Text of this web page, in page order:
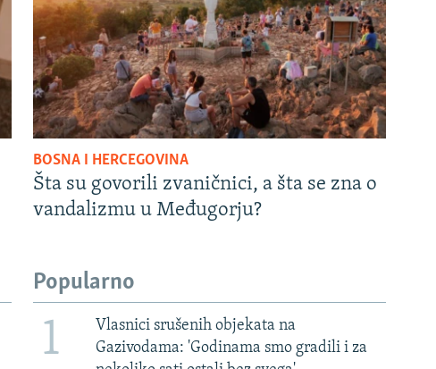
BOSNA I HERCEGOVINA
Šta su govorili zvaničnici, a šta se zna o
vandalizmu u Međugorju?
Popularno
1
Vlasnici srušenih objekata na
Gazivodama: 'Godinama smo gradili i za